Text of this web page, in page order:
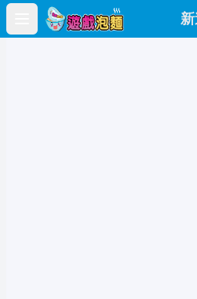
Open main menu